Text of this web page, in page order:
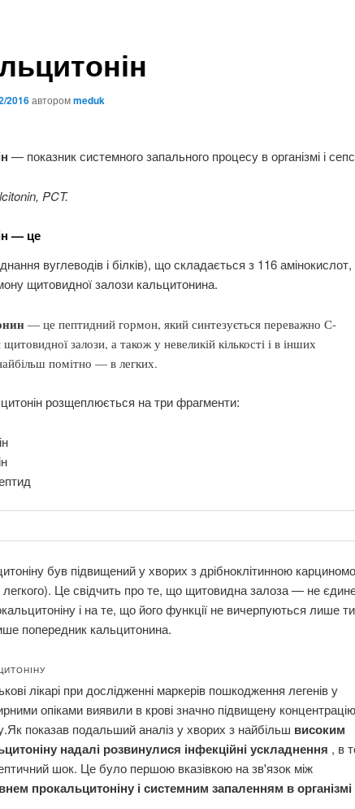
2016авторомmeduk
— показник системного запального процесу в організмі і
PCT.
— це
вуглеводів і білків), що складається з 116 амінокислот,
щитовидної залози кальцитонина.
— це пептидний гормон, який синтезується переважно С-
залози, а також у невеликій кількості і в інших
помітно — в легких.
розщеплюється на три фрагменти:
був підвищений у хворих з дрібноклітинною
легкого). Це свідчить про те, що щитовидна залоза — не
і на те, що його функції не вичерпуються лише
попередник кальцитонина.
лікарі при дослідженні маркерів пошкодження легенів у
опіками виявили в крові значно підвищену концентрацію
показав подальший аналіз у хворих з найбільш високим
надалі розвинулися інфекційні ускладнення , в
шок. Це було першою вказівкою на зв'язок між
прокальцитоніну і системним запаленням в організмі